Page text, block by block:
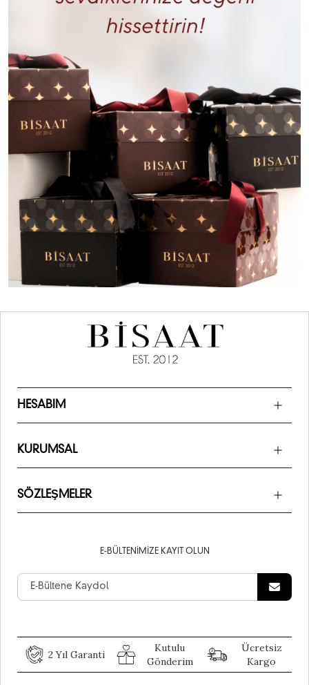
HESABIM
KURUMSAL
SÖZLEŞMELER
E-BÜLTENIMIZE KAYIT OLUN
2 Yıl Garanti
Kutulu
Gönderim
Ücretsiz
Kargo